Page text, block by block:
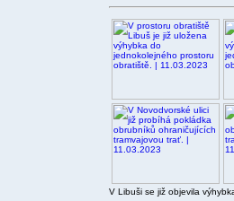
V Libuši se již objevila